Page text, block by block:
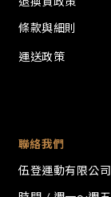
條款與細則
運送政策
聯絡我們
伍登運動有限公司